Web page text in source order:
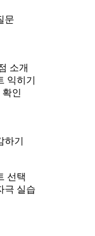
문
소개
익히기
인
기
선택
극 실습